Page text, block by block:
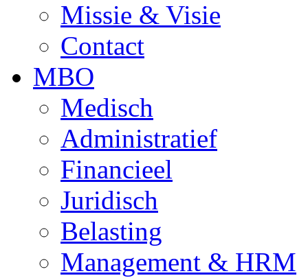
Missie & Visie
Contact
MBO
Medisch
Administratief
Financieel
Juridisch
Belasting
Management & HRM